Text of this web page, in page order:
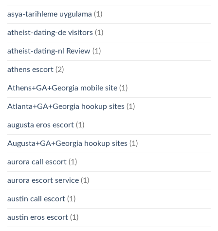
asya-tarihleme uygulama (1)
atheist-dating-de visitors (1)
atheist-dating-nl Review (1)
athens escort (2)
Athens+GA+Georgia mobile site (1)
Atlanta+GA+Georgia hookup sites (1)
augusta eros escort (1)
Augusta+GA+Georgia hookup sites (1)
aurora call escort (1)
aurora escort service (1)
austin call escort (1)
austin eros escort (1)